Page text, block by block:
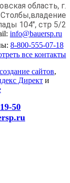
область, г.
владение
104", стр 5/2
info@bauersp.ru
8-800-555-07-18
все контакты
создание сайтов,
Директ и
50